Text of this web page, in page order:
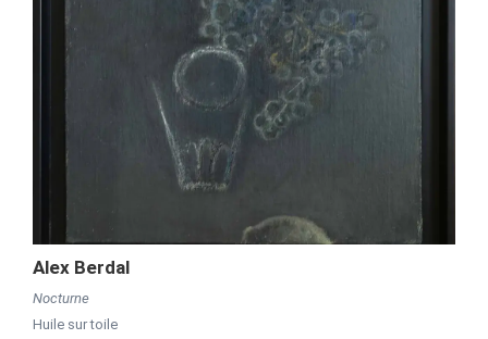
Alex Berdal
Nocturne
Huile sur toile